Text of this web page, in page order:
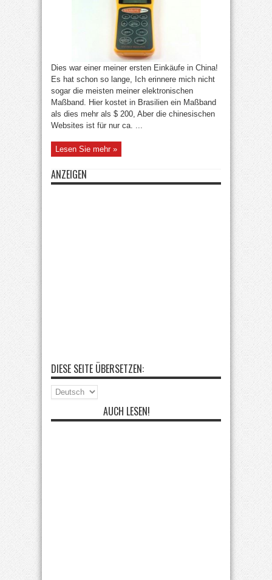
Dies war einer meiner ersten Einkäufe in China!
Es hat schon so lange, Ich erinnere mich nicht
sogar die meisten meiner elektronischen
Maßband. Hier kostet in Brasilien ein Maßband
als dies mehr als $ 200, Aber die chinesischen
Websites ist für nur ca. ...
Lesen Sie mehr »
ANZEIGEN
DIESE SEITE ÜBERSETZEN:
AUCH LESEN!